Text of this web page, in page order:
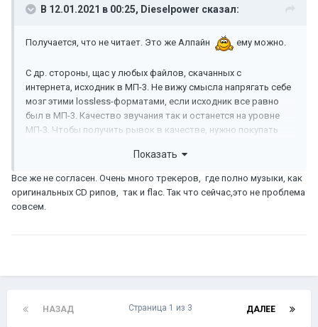
В 12.01.2021 в 00:25, Dieselpower сказал:
Получается, что не читает. Это же Алпайн ему можно.
С др. стороны, щас у любых файлов, скачанных с
интернета, исходник в МП-3. Не вижу смысла напрягать себе
мозг этими lossless-форматами, если исходник все равно
был в МП-3. Качество звучания так и останется на уровне
МП-3. Чтобы получить рывок в качестве, нужно покупать
молодости занимался такой ерундой (переводил файлы в
WAV). Разницу в качестве на моей старой системе было
очень хорошо слышно. Закончилось это дело покупкой
минидискового ГУ и стационарного MD-рекордера. В этом
Показать
Все же не согласен. Очень много трекеров, где полно музыки, как
оригинальных CD рипов, так и flac. Так что сейчас,это не проблема
совсем.
НАЗАД ДАЛЕЕ
Страница 1 из 3